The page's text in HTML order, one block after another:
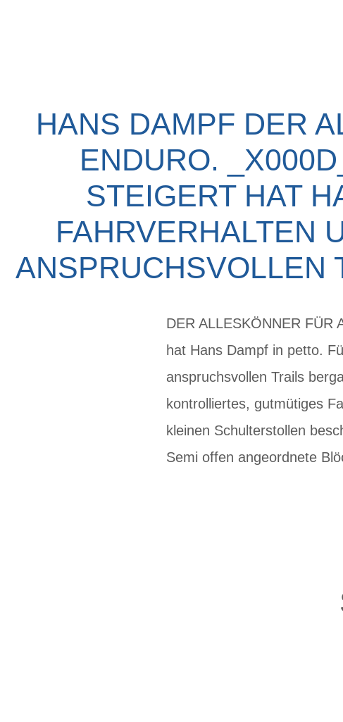
HANS DAMPF DER
ENDURO.
TEIGERT HAT
AHRVERHALTEN
NSPRUCHSVOLLEN
DER ALLESKÖNNER FÜR
hat Hans Dampf in petto.
anspruchsvollen Trails
kontrolliertes, gutmütiges
kleinen Schulterstollen
Semi offen angeordnete